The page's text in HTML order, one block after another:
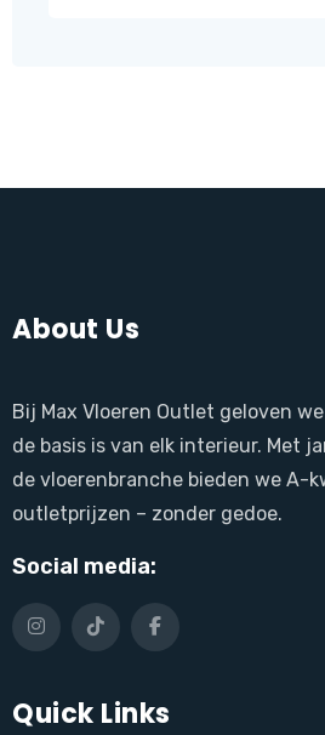
About Us
Bij Max Vloeren Outlet geloven
de basis is van elk interieur. Met
de vloerenbranche bieden we A-
outletprijzen – zonder gedoe.
Social media:
Quick Links